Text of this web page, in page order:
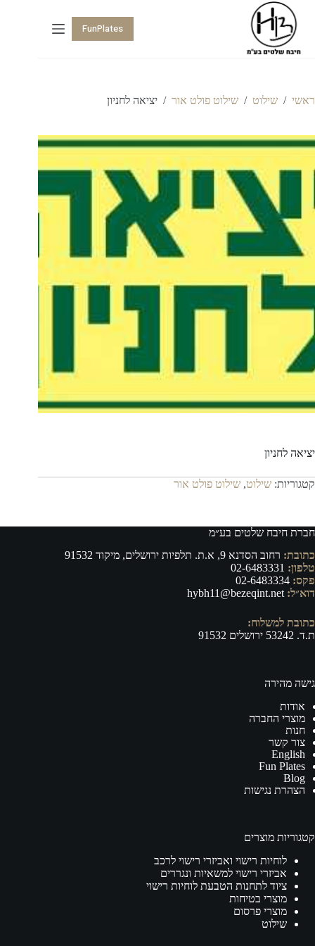
FunPlates
ראשי / שילוט / שילוט פולט אור / יציאה לחניון
יציאה לחניון
קטגוריות: שילוט, שילוט פולט אור
חברת חיבח שלטים בע״מ
כתובת: רחוב הסדנא 9, א.ת. תלפיות ירושלים, מיקוד 91532
טלפון: 02-6483331
פקס:
דוא״ל: hybh11@bezeqint.net
כתובת למשלוח:
ת.ד. 53242 ירושלים 91532
גישה מהירה
אודות
מוצרי החברה
חנות
צור קשר
English
Fun Plates
Blog
הצהרת נגישות
קטגוריות מוצרים
לוחיות רישוי ואביזרי רישוי לרכב
אביזרי רישוי למשאיות ונגררים
ציוד לתחנות הטבעת לוחיות רישוי
מוצרי בטיחות
מוצרי פרסום
שילוט